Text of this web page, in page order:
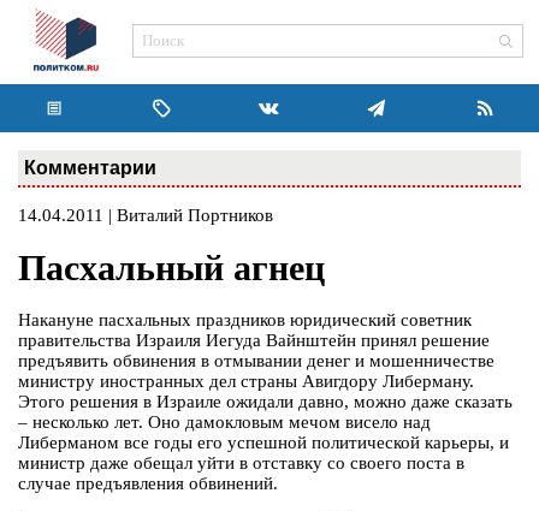
Комментарии
14.04.2011 | Виталий Портников
Пасхальный агнец
Накануне пасхальных праздников юридический советник
правительства Израиля Иегуда Вайнштейн принял решение
предъявить обвинения в отмывании денег и мошенничестве
министру иностранных дел страны Авигдору Либерману.
Этого решения в Израиле ожидали давно, можно даже сказать
– несколько лет. Оно дамокловым мечом висело над
Либерманом все годы его успешной политической карьеры, и
министр даже обещал уйти в отставку со своего поста в
случае предъявления обвинений.